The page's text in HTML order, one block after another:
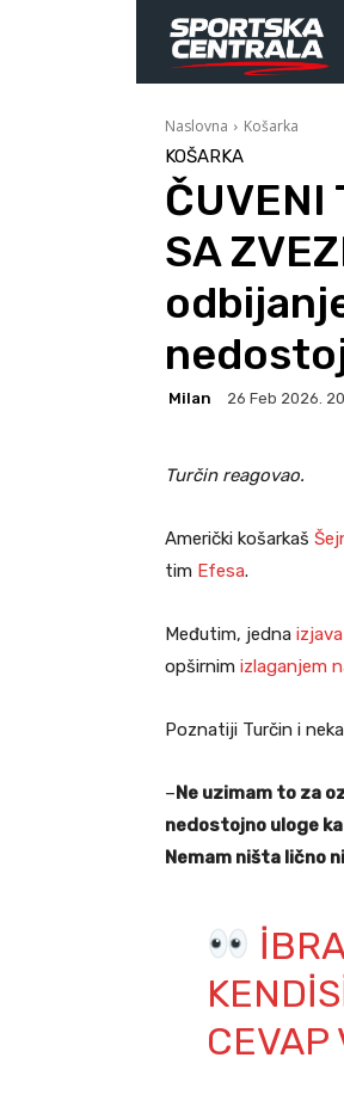
Naslovna Košarka
KOŠARKA
ČUVENI
SA
Milan 26 Feb 2026.
Turčin reagovao.
Američki košarkaš
tim Efesa.
Međutim, jedna
opširnim izlaganjem
Poznatiji Turčin i
–Ne uzimam to za
nedostojno uloge
Nemam ništa lično
CEVAP